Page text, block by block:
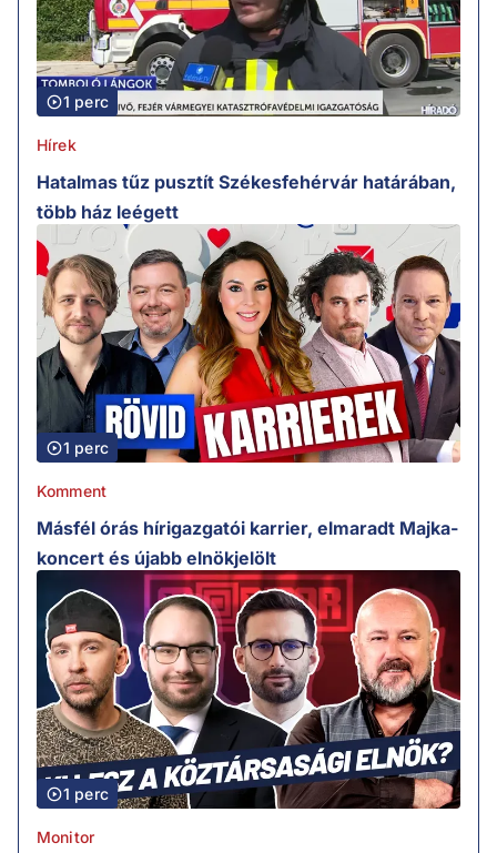
1 perc
Hírek
Hatalmas tűz pusztít Székesfehérvár határában,
több ház leégett
1 perc
Komment
Másfél órás hírigazgatói karrier, elmaradt Majka-
koncert és újabb elnökjelölt
1 perc
Monitor